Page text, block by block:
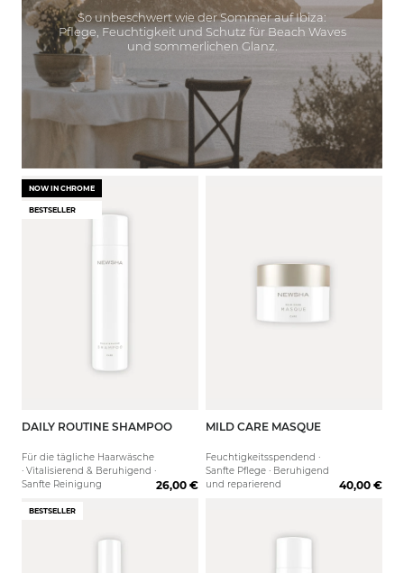
So unbeschwert wie der Sommer auf Ibiza:
Pflege, Feuchtigkeit und Schutz für Beach Waves
und sommerlichen Glanz.
NOW IN CHROME
BESTSELLER
250 ml 1000 ml
DAILY ROUTINE SHAMPOO
Für die tägliche Haarwäsche
· Vitalisierend & Beruhigend ·
Sanfte Reinigung
26,00 €
60 ml 150 ml
MILD CARE MASQUE
Feuchtigkeitsspendend ·
Sanfte Pflege · Beruhigend
und reparierend
40,00 €
BESTSELLER